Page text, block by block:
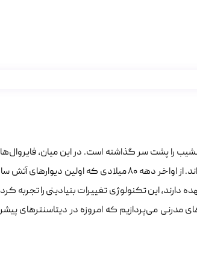
را پشت سر گذاشته است. در این میان،
دفاعی، نقشی حیاتی در حفاظت از دارایی‌های دیجیتال ایفا کرده‌اند. از اواخر دهه ۸۰
این تکنولوژی تغییرات بنیادینی را تجربه
مدرنی می‌پردازیم که امروزه در دیتاسنترهای